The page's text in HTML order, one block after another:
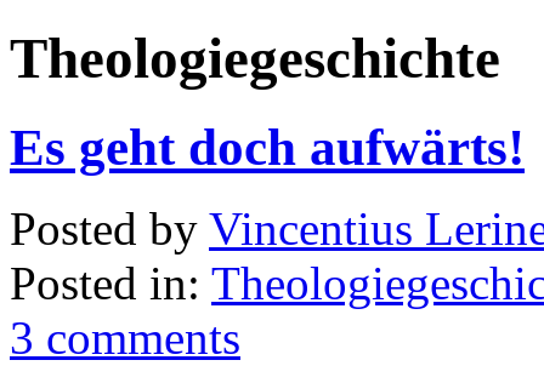
Theologiegeschichte
Es geht doch aufwärts!
Posted by Vincentius
Posted in:
3 comments